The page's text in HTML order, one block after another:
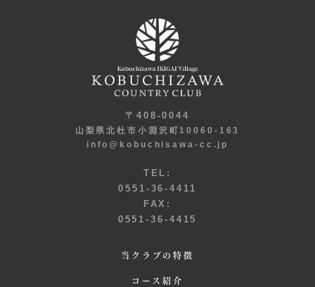
〒408-0044
山梨県北杜市小淵沢町10060-163
info@kobuchisawa-cc.jp
TEL:
0551-36-4411
FAX:
0551-36-4415
当クラブの特徴
コース紹介